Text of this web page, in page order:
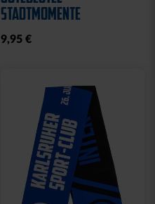
STADTMOMENTE
9,95 €